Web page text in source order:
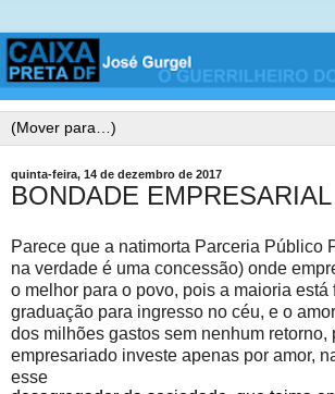
quinta-feira, 14 de dezembro de 2017
BONDADE EMPRESARIAL
Parece que a natimorta Parceria Público
na verdade é uma concessão) onde
o melhor para o povo, pois a maioria está
graduação para ingresso no céu, e o
dos milhões gastos sem nenhum retorno,
empresariado investe apenas por amor,
esse